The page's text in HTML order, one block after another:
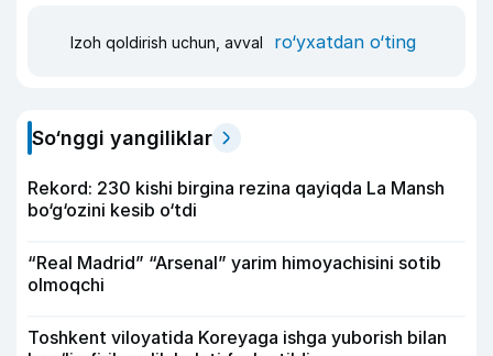
Izoh qoldirish uchun, avval ro‘yxatdan o‘ting
So‘nggi yangiliklar
Rekord: 230 kishi birgina rezina qayiqda La Mansh
bo‘g‘ozini kesib o‘tdi
“Real Madrid” “Arsenal” yarim himoyachisini sotib
olmoqchi
Toshkent viloyatida Koreyaga ishga yuborish bilan